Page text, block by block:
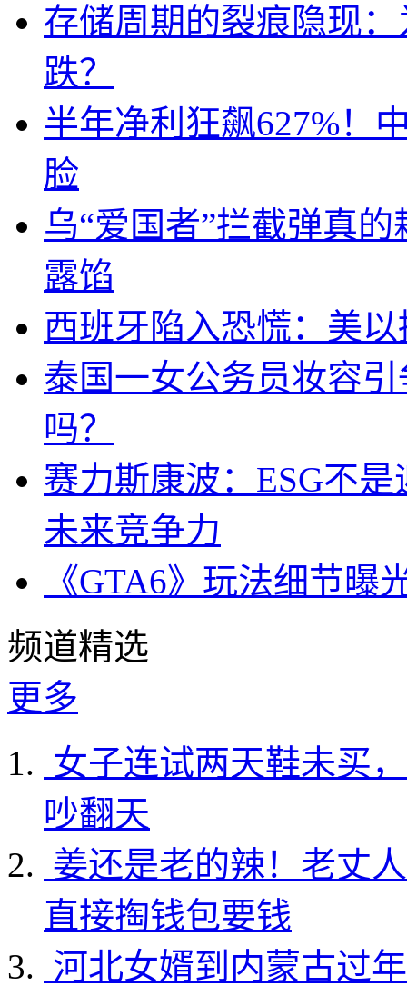
存储周期的裂痕隐现
跌？
半年净利狂飙627%！
脸
乌“爱国者”拦截弹真
露馅
西班牙陷入恐慌：美
泰国一女公务员妆容
吗？
赛力斯康波：ESG不
未来竞争力
《GTA6》玩法细节
频道精选
更多
女子连试两天鞋未买
吵翻天
姜还是老的辣！老丈
直接掏钱包要钱
河北女婿到内蒙古过